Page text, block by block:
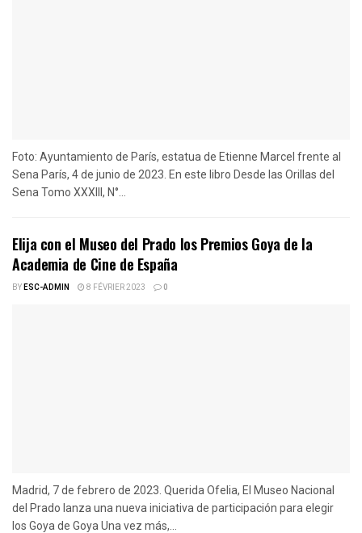
Foto: Ayuntamiento de París, estatua de Etienne Marcel frente al
Sena París, 4 de junio de 2023. En este libro Desde las Orillas del
Sena Tomo XXXIII, N°...
Elija con el Museo del Prado los Premios Goya de la
Academia de Cine de España
BYESC-ADMIN 8 FÉVRIER 2023 0
Madrid, 7 de febrero de 2023. Querida Ofelia, El Museo Nacional
del Prado lanza una nueva iniciativa de participación para elegir
los Goya de Goya Una vez más,...